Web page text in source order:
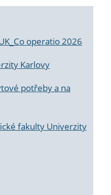
operatio 2026
Karlovy
potřeby a na
fakulty Univerzity